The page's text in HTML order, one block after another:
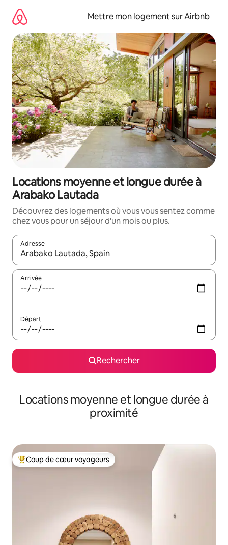
directement
contenu
Mettre mon logement sur Airbnb
Locations moyenne et longue durée à
Arabako Lautada
Découvrez des logements où vous vous sentez comme
chez vous pour un séjour d'un mois ou plus.
Adresse
Lorsque les résultats s'affichent, utilisez les flèches vers le
Arrivée
Départ
Rechercher
Locations moyenne et longue durée à
proximité
Coups de cœur voyageurs les plus appréciés
Coup de cœur voyageurs